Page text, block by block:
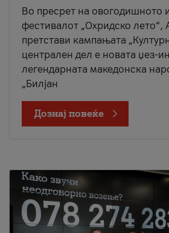
Во пресрет на овогодишното
фестивалот „Охридско лето“,
претстави кампањата
централен дел е новата џез-
легендарната македонска
„Билјан
Дознај повеќе